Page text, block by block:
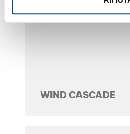
WIND CASCADE